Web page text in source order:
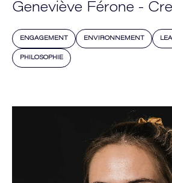
Geneviève Férone -
ENGAGEMENT ENVIRONNEMENT
PHILOSOPHIE